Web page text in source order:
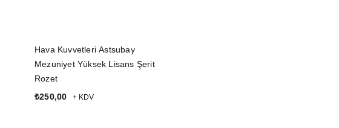
Hava Kuvvetleri Astsubay
Mezuniyet Yüksek Lisans Şerit
Rozet
₺250,00 + KDV